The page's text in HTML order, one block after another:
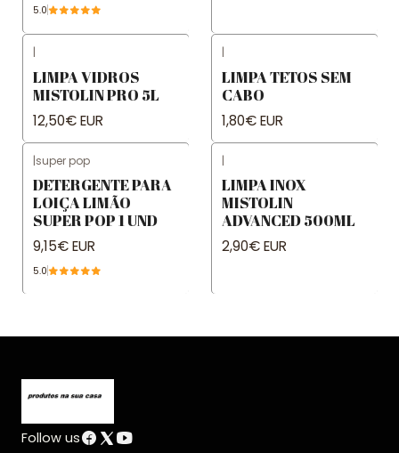
5.0
|
LIMPA VIDROS
MISTOLIN PRO 5L
12,50€ EUR
|
LIMPA TETOS SEM
CABO
1,80€ EUR
|super pop
DETERGENTE PARA
LOIÇA LIMÃO
SUPER POP 1 UND
9,15€ EUR
5.0
|
LIMPA INOX
MISTOLIN
ADVANCED 500ML
2,90€ EUR
Follow us